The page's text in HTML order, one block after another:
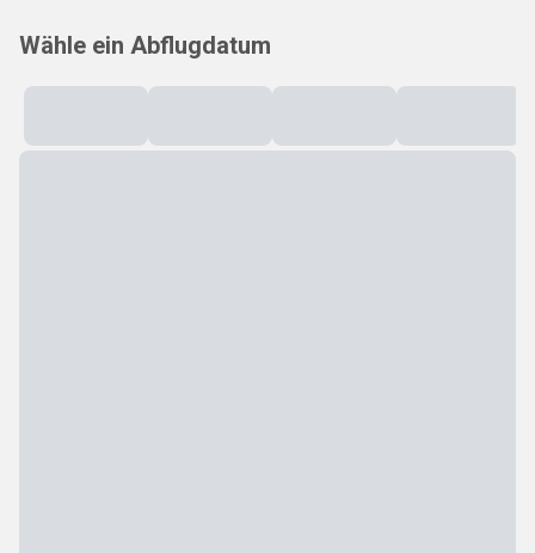
Wähle ein Abflugdatum